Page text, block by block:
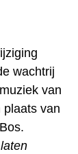
wachtrij
van
plaats van